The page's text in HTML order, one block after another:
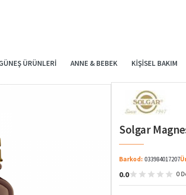
ÜRÜNLERI ANNE & BEBEK KIŞISEL BAKIM
Solgar
Barkod: 033984017207
0.0 0